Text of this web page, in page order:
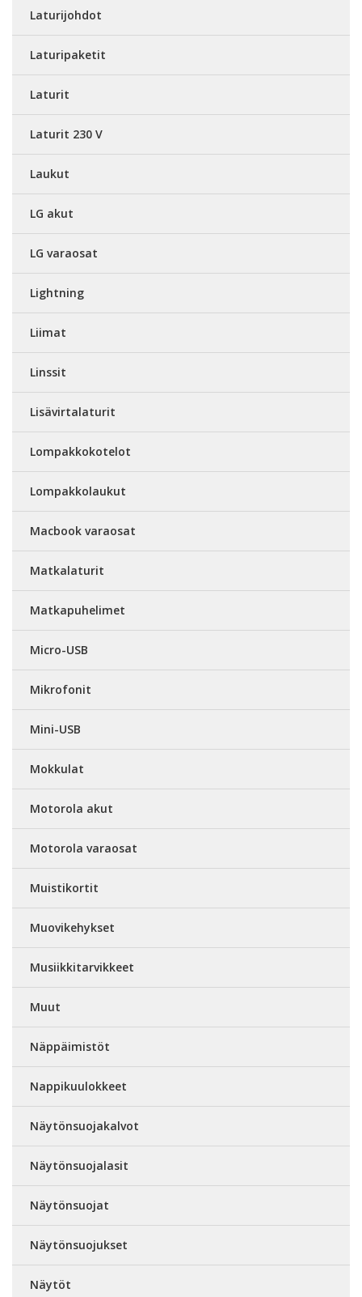
Laturijohdot
Laturipaketit
Laturit
Laturit 230 V
Laukut
LG akut
LG varaosat
Lightning
Liimat
Linssit
Lisävirtalaturit
Lompakkokotelot
Lompakkolaukut
Macbook varaosat
Matkalaturit
Matkapuhelimet
Micro-USB
Mikrofonit
Mini-USB
Mokkulat
Motorola akut
Motorola varaosat
Muistikortit
Muovikehykset
Musiikkitarvikkeet
Muut
Näppäimistöt
Nappikuulokkeet
Näytönsuojakalvot
Näytönsuojalasit
Näytönsuojat
Näytönsuojukset
Näytöt